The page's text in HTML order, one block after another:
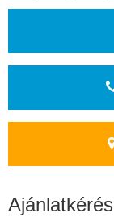
Ajánlatkérés